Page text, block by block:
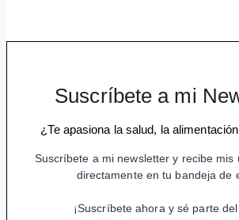
Suscríbete a mi
¿Te apasiona la salud, la
Suscríbete a mi newsletter y recibe mis
directamente en tu bandeja de
¡Suscríbete ahora y sé parte